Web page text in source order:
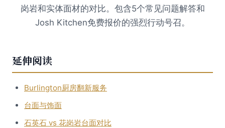
岗岩和实体面材的对比。包含5个常见问题解答和
Josh Kitchen免费报价的强烈行动号召。
延伸阅读
Burlington厨房翻新服务
台面与饰面
石英石 vs 花岗岩台面对比